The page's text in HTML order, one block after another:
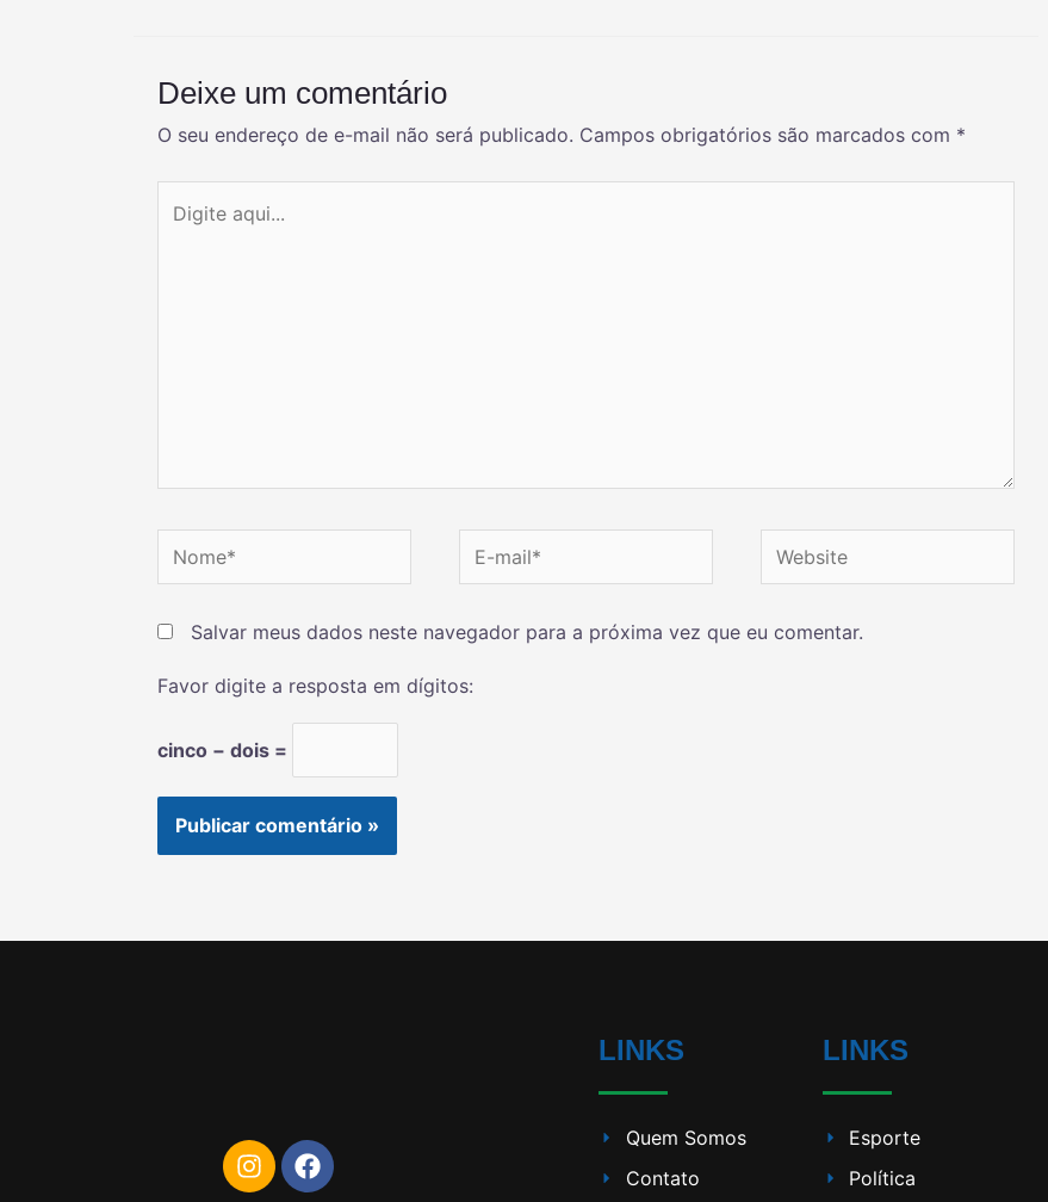
Deixe um comentário
O seu endereço de e-mail não será publicado. Campos obrigatórios são marcados com *
Salvar meus dados neste navegador para a próxima vez que eu comentar.
Favor digite a resposta em dígitos:
cinco − dois =
LINKS
Quem Somos
Contato
LINKS
Esporte
Política